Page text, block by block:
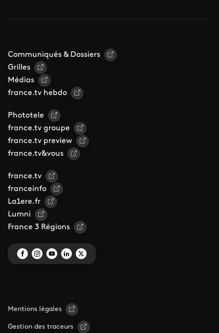
Communiqués & Dossiers
Grilles
Médias
france.tv hebdo
Phototele
france.tv groupe
france.tv preview
france.tv&vous
france.tv
franceinfo
La1ere.fr
Lumni
France 3 Régions
Mentions légales
Gestion des traceurs